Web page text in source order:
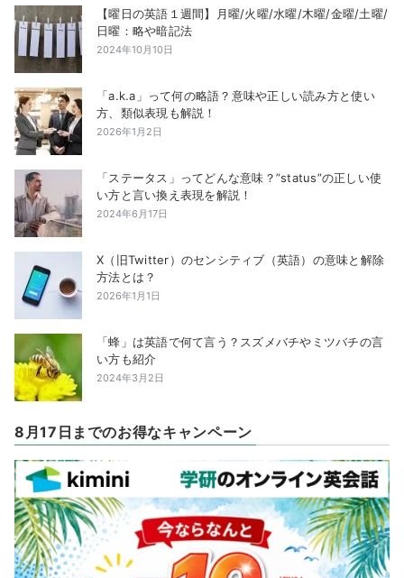
【曜日の英語１週間】月曜/火曜/水曜/木曜/金曜/土曜/
日曜：略や暗記法
2024年10月10日
「a.k.a」って何の略語？意味や正しい読み方と使い
方、類似表現も解説！
2026年1月2日
「ステータス」ってどんな意味？”status”の正しい使
い方と言い換え表現を解説！
2024年6月17日
X（旧Twitter）のセンシティブ（英語）の意味と解除
方法とは？
2026年1月1日
「蜂」は英語で何て言う？スズメバチやミツバチの言
い方も紹介
2024年3月2日
8月17日までのお得なキャンペーン